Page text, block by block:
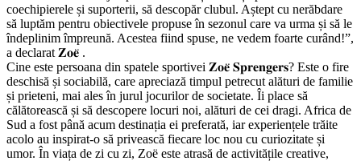
coechipierele și suporterii, să descopăr clubul. Aștept cu nerăbdare
să luptăm pentru obiectivele propuse în sezonul care va urma și să le
îndeplinim împreună. Acestea fiind spuse, ne vedem foarte curând!”,
a declarat 𝐙𝐨𝐞̈ .
Cine este persoana din spatele sportivei 𝐙𝐨𝐞̈ 𝐒𝐩𝐫𝐞𝐧𝐠𝐞𝐫𝐬? Este o fire
deschisă și sociabilă, care apreciază timpul petrecut alături de familie
și prieteni, mai ales în jurul jocurilor de societate. Îi place să
călătorească și să descopere locuri noi, alături de cei dragi. Africa de
Sud a fost până acum destinația ei preferată, iar experiențele trăite
acolo au inspirat-o să privească fiecare loc nou cu curiozitate și
umor. În viața de zi cu zi, Zoë este atrasă de activitățile creative,